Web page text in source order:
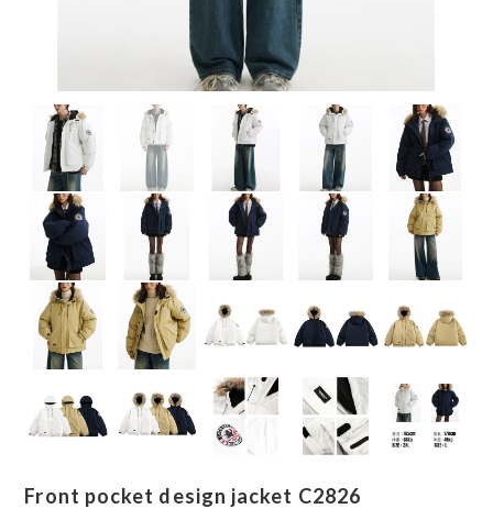
Front pocket design jacket C2826